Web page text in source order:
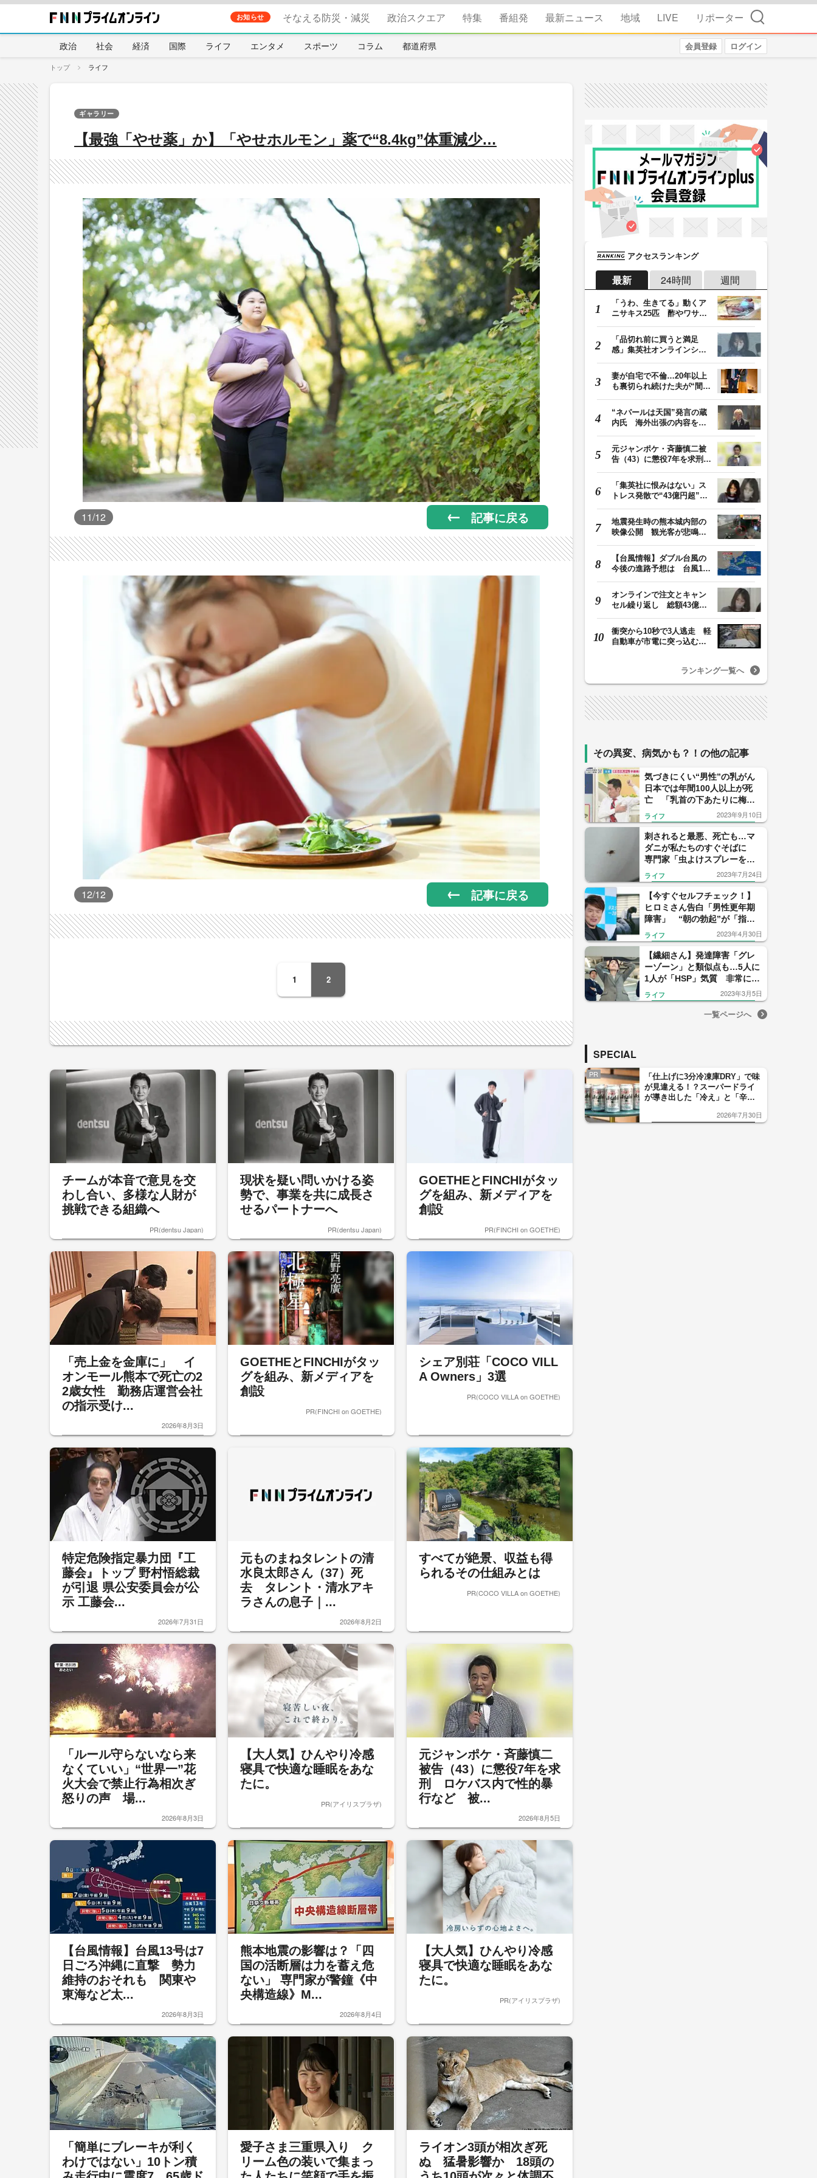
お知らせ そなえる防災・減災 政治スクエア 特集 番組発 最新ニュース 地域 LIVE リポーター 検索
政治 社会 経済 国際 ライフ エンタメ スポーツ コラム 都道府県 会員登録 ログイン
トップ ライフ
【最強「やせ薬」か】「やせホルモン」薬で“8.4kg”体重減少…
ギャラリー
11/12 記事に戻る
12/12 記事に戻る
1 2
チームが本音で意見を交
わし合い、多様な人財が
挑戦できる組織へ
PR(dentsu Japan)
現状を疑い問いかける姿
勢で、事業を共に成長さ
せるパートナーへ
PR(dentsu Japan)
GOETHEとFINCHIがタッ
グを組み、新メディアを
創設
PR(FINCHI on GOETHE)
「売上金を金庫に」 イ
オンモール熊本で死亡の2
2歳女性 勤務店運営会社
の指示受け...
2026年8月3日
GOETHEとFINCHIがタッ
グを組み、新メディアを
創設
PR(FINCHI on GOETHE)
シェア別荘「COCO VILL
A Owners」3選
PR(COCO VILLA on GOETHE)
特定危険指定暴力団『工
藤会』トップ 野村悟総裁
が引退 県公安委員会が公
示 工藤会...
2026年7月31日
元ものまねタレントの清
水良太郎さん（37）死
去 タレント・清水アキ
ラさんの息子｜...
2026年8月2日
すべてが絶景、収益も得
られるその仕組みとは
PR(COCO VILLA on GOETHE)
「ルール守らないなら来
なくていい」“世界一”花
火大会で禁止行為相次ぎ
怒りの声 場...
2026年8月3日
【大人気】ひんやり冷感
寝具で快適な睡眠をあな
たに。
PR(アイリスプラザ)
元ジャンポケ・斉藤慎二
被告（43）に懲役7年を求
刑 ロケバス内で性的暴
行など 被...
2026年8月5日
【台風情報】台風13号は7
日ごろ沖縄に直撃 勢力
維持のおそれも 関東や
東海など太...
2026年8月3日
熊本地震の影響は？「四
国の活断層は力を蓄え危
ない」 専門家が警鐘《中
央構造線》M...
2026年8月4日
【大人気】ひんやり冷感
寝具で快適な睡眠をあな
たに。
PR(アイリスプラザ)
「簡単にブレーキが利く
わけではない」10トン積
愛子さま三重県入り ク
リーム色の装いで集まっ
ライオン3頭が相次ぎ死
ぬ 猛暑影響か 18頭の
アクセスランキング
最新 24時間 週間
「うわ、生きてる」動くア
ニサキス25匹 酢やワサビ
「品切れ前に買うと満足
感」集英社オンラインショ
妻が自宅で不倫…20年以上
も裏切られ続けた夫が“間
“ネパールは天国”発言の蔵
内氏 海外出張の内容を説
元ジャンポケ・斉藤慎二被
告（43）に懲役7年を求刑
「集英社に恨みはない」ス
トレス発散で“43億円超”の
地震発生時の熊本城内部の
映像公開 観光客が悲鳴…
【台風情報】ダブル台風の
今後の進路予想は 台風13
オンラインで注文とキャン
セル繰り返し 総額43億円
衝突から10秒で3人逃走 軽
自動車が市電に突っ込む一
ランキング一覧へ
その異変、病気かも？！の他の記事
気づきにくい“男性”の乳がん
日本では年間100人以上が死
亡 「乳首の下あたりに梅干
しの種のような硬い“しこ
り”ありませんか？」
ライフ 2023年9月10日
刺されると最悪、死亡も…マ
ダニが私たちのすぐそばに
専門家「虫よけスプレーをす
りこんで」
ライフ 2023年7月24日
【今すぐセルフチェック！】
ヒロミさん告白「男性更年期
障害」 “朝の勃起”が「指
標」に…放置すると“命に関わ
る病気”も
ライフ 2023年4月30日
【繊細さん】発達障害「グレ
ーゾーン」と類似点も…5人に
1人が「HSP」気質 非常に敏
感で “生きづらさ”
ライフ 2023年3月5日
一覧ページへ
SPECIAL
PR
「仕上げに3分冷凍庫DRY」で味
が見違える！？スーパードライ
が導き出した「冷え」と「辛
した「辛口カーブ」が飲み頃の
2026年7月30日